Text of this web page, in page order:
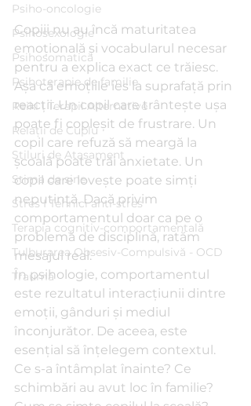
Psiho-oncologie
Psihosexologie
Psihosomatică
Psihoterapie de familie
Reiki I Terapii Alternative
Relații de Cuplu
Stiluri de Atașament
Stima de sine
Stres I Tehnici anti-stres
Terapia cognitiv-comportamentală
Tulburarea Obsesiv-Compulsivă - OCD
Traumă
Copiii nu au încă maturitatea
emoțională și vocabularul necesar
pentru a explica exact ce trăiesc.
Așa că emoțiile ies la suprafață prin
reacții. Un copil care trântește ușa
poate fi copleșit de frustrare. Un
copil care refuză să meargă la
școală poate trăi anxietate. Un
copil care lovește poate simți
neputință. Dacă privim
comportamentul doar ca pe o
problemă de disciplină, ratăm
mesajul real.
În psihologie, comportamentul
este rezultatul interacțiunii dintre
emoții, gânduri și mediul
înconjurător. De aceea, este
esențial să înțelegem contextul.
Ce s-a întâmplat înainte? Ce
schimbări au avut loc în familie?